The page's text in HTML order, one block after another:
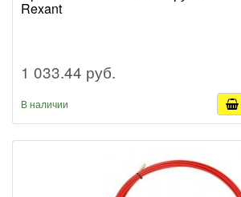
Rexant
1 033.44 руб.
В наличии